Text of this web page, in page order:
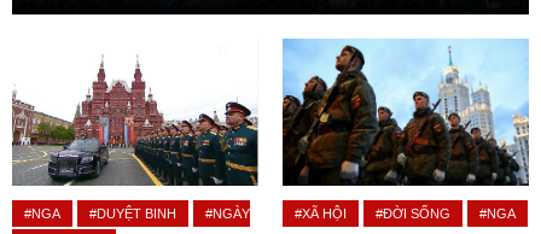
#NGA #DUYỆT BINH
#NGÀY
#XÃ HỘI #ĐỜI SỐNG #NGA